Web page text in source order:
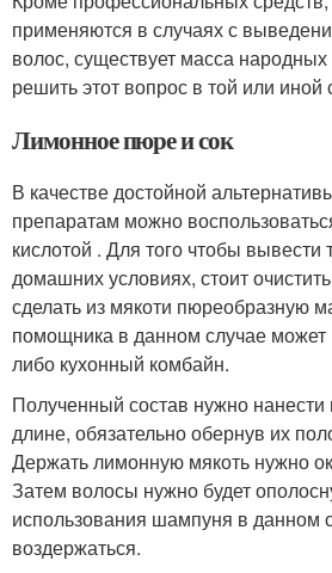
применяются в случаях с
волос, существует масса
решить этот вопрос в той или иной
Лимонное пюре и сок
В качестве достойной
препаратам можно
кислотой . Для того чтобы
домашних условиях, стоит
сделать из мякоти пюреобразную
помощника в данном случае может
либо кухонный комбайн.
Полученный состав нужно
длине, обязательно обернув их
Держать лимонную мякоть нужно
Затем волосы нужно будет
использования шампуня в данном
воздержаться.